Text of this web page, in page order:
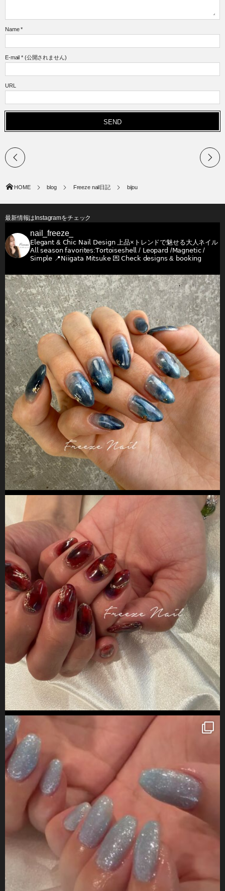
Name *
E-mail *(公開されません)
URL
HOME blog Freeze nail日記 bijou
最新情報はInstagramをチェック
nail_freeze_
𝖤𝗅𝖾𝗀𝖺𝗇𝗍 & 𝖢𝗁𝗂𝖼 𝖭𝖺𝗂𝗅 𝖣𝖾𝗌𝗂𝗀𝗇上品×トレンドで魅せる大人ネイル
𝖠𝗅𝗅 𝗌𝖾𝖺𝗌𝗈𝗇 𝖿𝖺𝗏𝗈𝗋𝗂𝗍𝖾𝗌:𝖳𝗈𝗋𝗍𝗈𝗂𝗌𝖾𝗌𝗁𝖾𝗅𝗅 / 𝖫𝖾𝗈𝗉𝖺𝗋𝖽 /𝖬𝖺𝗀𝗇𝖾𝗍𝗂𝖼 /
𝖲𝗂𝗆𝗉𝗅𝖾 📍𝖭𝗂𝗂𝗀𝖺𝗍𝖺 𝖬𝗂𝗍𝗌𝗎𝗄𝖾💌 𝖢𝗁𝖾𝖼𝗄 𝖽𝖾𝗌𝗂𝗀𝗇𝗌 & 𝖻𝗈𝗈𝗄𝗂𝗇𝗀